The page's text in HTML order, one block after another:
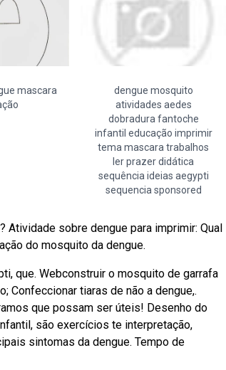
mascara
dengue mosquito
atividades aedes
dobradura fantoche
infantil educação imprimir
tema mascara trabalhos
ler prazer didática
sequência ideias aegypti
sequencia sponsored
sobre dengue para imprimir: Qual
do mosquito da dengue.
que. Webconstruir o mosquito de garrafa
Confeccionar tiaras de não a dengue,.
que possam ser úteis! Desenho do
são exercícios te interpretação,
sintomas da dengue. Tempo de